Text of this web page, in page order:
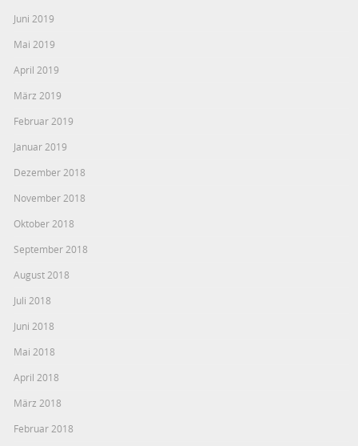
Juni 2019
Mai 2019
April 2019
März 2019
Februar 2019
Januar 2019
Dezember 2018
November 2018
Oktober 2018
September 2018
August 2018
Juli 2018
Juni 2018
Mai 2018
April 2018
März 2018
Februar 2018